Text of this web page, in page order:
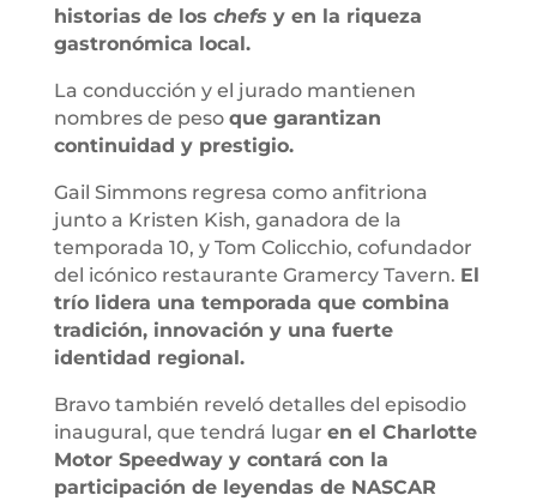
historias de los chefs y en la riqueza
gastronómica local.
La conducción y el jurado mantienen
nombres de peso que garantizan
continuidad y prestigio.
Gail Simmons regresa como anfitriona
junto a Kristen Kish, ganadora de la
temporada 10, y Tom Colicchio, cofundador
del icónico restaurante Gramercy Tavern. El
trío lidera una temporada que combina
tradición, innovación y una fuerte
identidad regional.
Bravo también reveló detalles del episodio
inaugural, que tendrá lugar en el Charlotte
Motor Speedway y contará con la
participación de leyendas de NASCAR